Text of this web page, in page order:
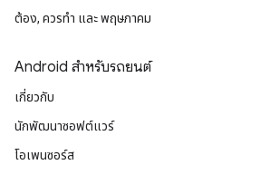
ต้อง, ควรทำ และ พฤษภาคม
Android สำหรับรถยนต์
เกี่ยวกับ
นักพัฒนาซอฟต์แวร์
โอเพนซอร์ส